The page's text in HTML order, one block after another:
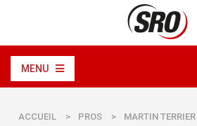
MENU
ACCUEIL > PROS >
MARTIN